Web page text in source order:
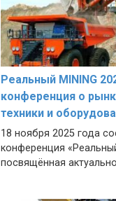
Реальный MINING
конференция о
техники и
18 ноября 2025 года
конференция
посвящённая